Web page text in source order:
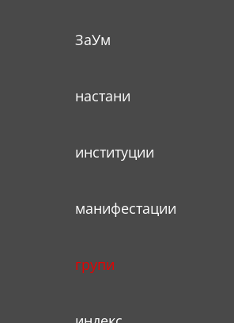
ЗаУм
настани
институции
манифестации
групи